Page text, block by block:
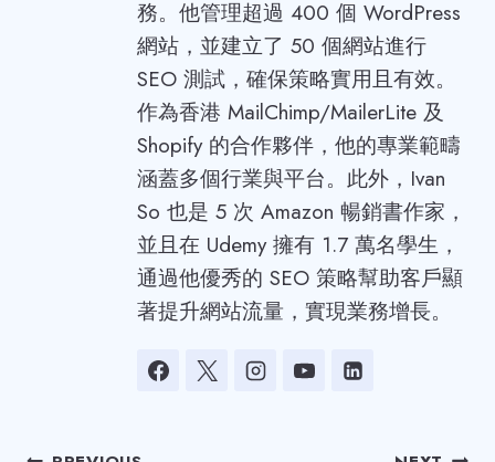
務。他管理超過 400 個 WordPress
網站，並建立了 50 個網站進行
SEO 測試，確保策略實用且有效。
作為香港 MailChimp/MailerLite 及
Shopify 的合作夥伴，他的專業範疇
涵蓋多個行業與平台。此外，Ivan
So 也是 5 次 Amazon 暢銷書作家，
並且在 Udemy 擁有 1.7 萬名學生，
通過他優秀的 SEO 策略幫助客戶顯
著提升網站流量，實現業務增長。